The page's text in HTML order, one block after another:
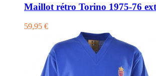
Maillot rétro Torino 1975-76
59,95 €